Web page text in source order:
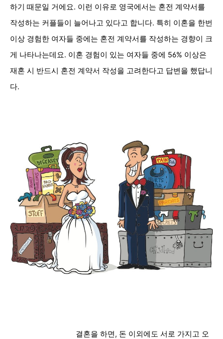
하기 때문일 거에요. 이런 이유로 영국에서는 혼전 계약서를
작성하는 커플들이 늘어나고 있다고 합니다. 특히 이혼을 한번
이상 경험한 여자들 중에는 혼전 계약서를 작성하는 경향이 크
게 나타나는데요. 이혼 경험이 있는 여자들 중에 56% 이상은
재혼 시 반드시 혼전 계약서 작성을 고려한다고 답변을 했답니
다.
결혼을 하면, 돈 이외에도 서로 가지고 오